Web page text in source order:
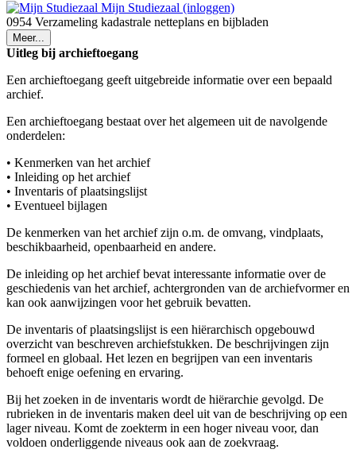
Mijn Studiezaal (inloggen)
0954 Verzameling kadastrale netteplans en bijbladen
Meer...
Uitleg bij archieftoegang
Een archieftoegang geeft uitgebreide informatie over een bepaald
archief.
Een archieftoegang bestaat over het algemeen uit de navolgende
onderdelen:
• Kenmerken van het archief
• Inleiding op het archief
• Inventaris of plaatsingslijst
• Eventueel bijlagen
De kenmerken van het archief zijn o.m. de omvang, vindplaats,
beschikbaarheid, openbaarheid en andere.
De inleiding op het archief bevat interessante informatie over de
geschiedenis van het archief, achtergronden van de archiefvormer en
kan ook aanwijzingen voor het gebruik bevatten.
De inventaris of plaatsingslijst is een hiërarchisch opgebouwd
overzicht van beschreven archiefstukken. De beschrijvingen zijn
formeel en globaal. Het lezen en begrijpen van een inventaris
behoeft enige oefening en ervaring.
Bij het zoeken in de inventaris wordt de hiërarchie gevolgd. De
rubrieken in de inventaris maken deel uit van de beschrijving op een
lager niveau. Komt de zoekterm in een hoger niveau voor, dan
voldoen onderliggende niveaus ook aan de zoekvraag.